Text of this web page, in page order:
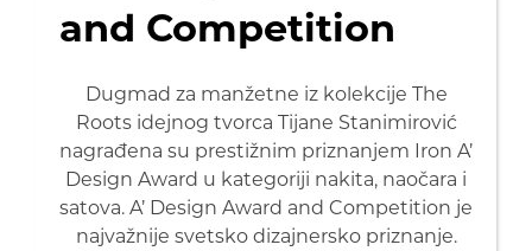
and Competition
Dugmad za manžetne iz kolekcije The
Roots idejnog tvorca Tijane Stanimirović
nagrađena su prestižnim priznanjem Iron A’
Design Award u kategoriji nakita, naočara i
satova. A’ Design Award and Competition je
najvažnije svetsko dizajnersko priznanje.